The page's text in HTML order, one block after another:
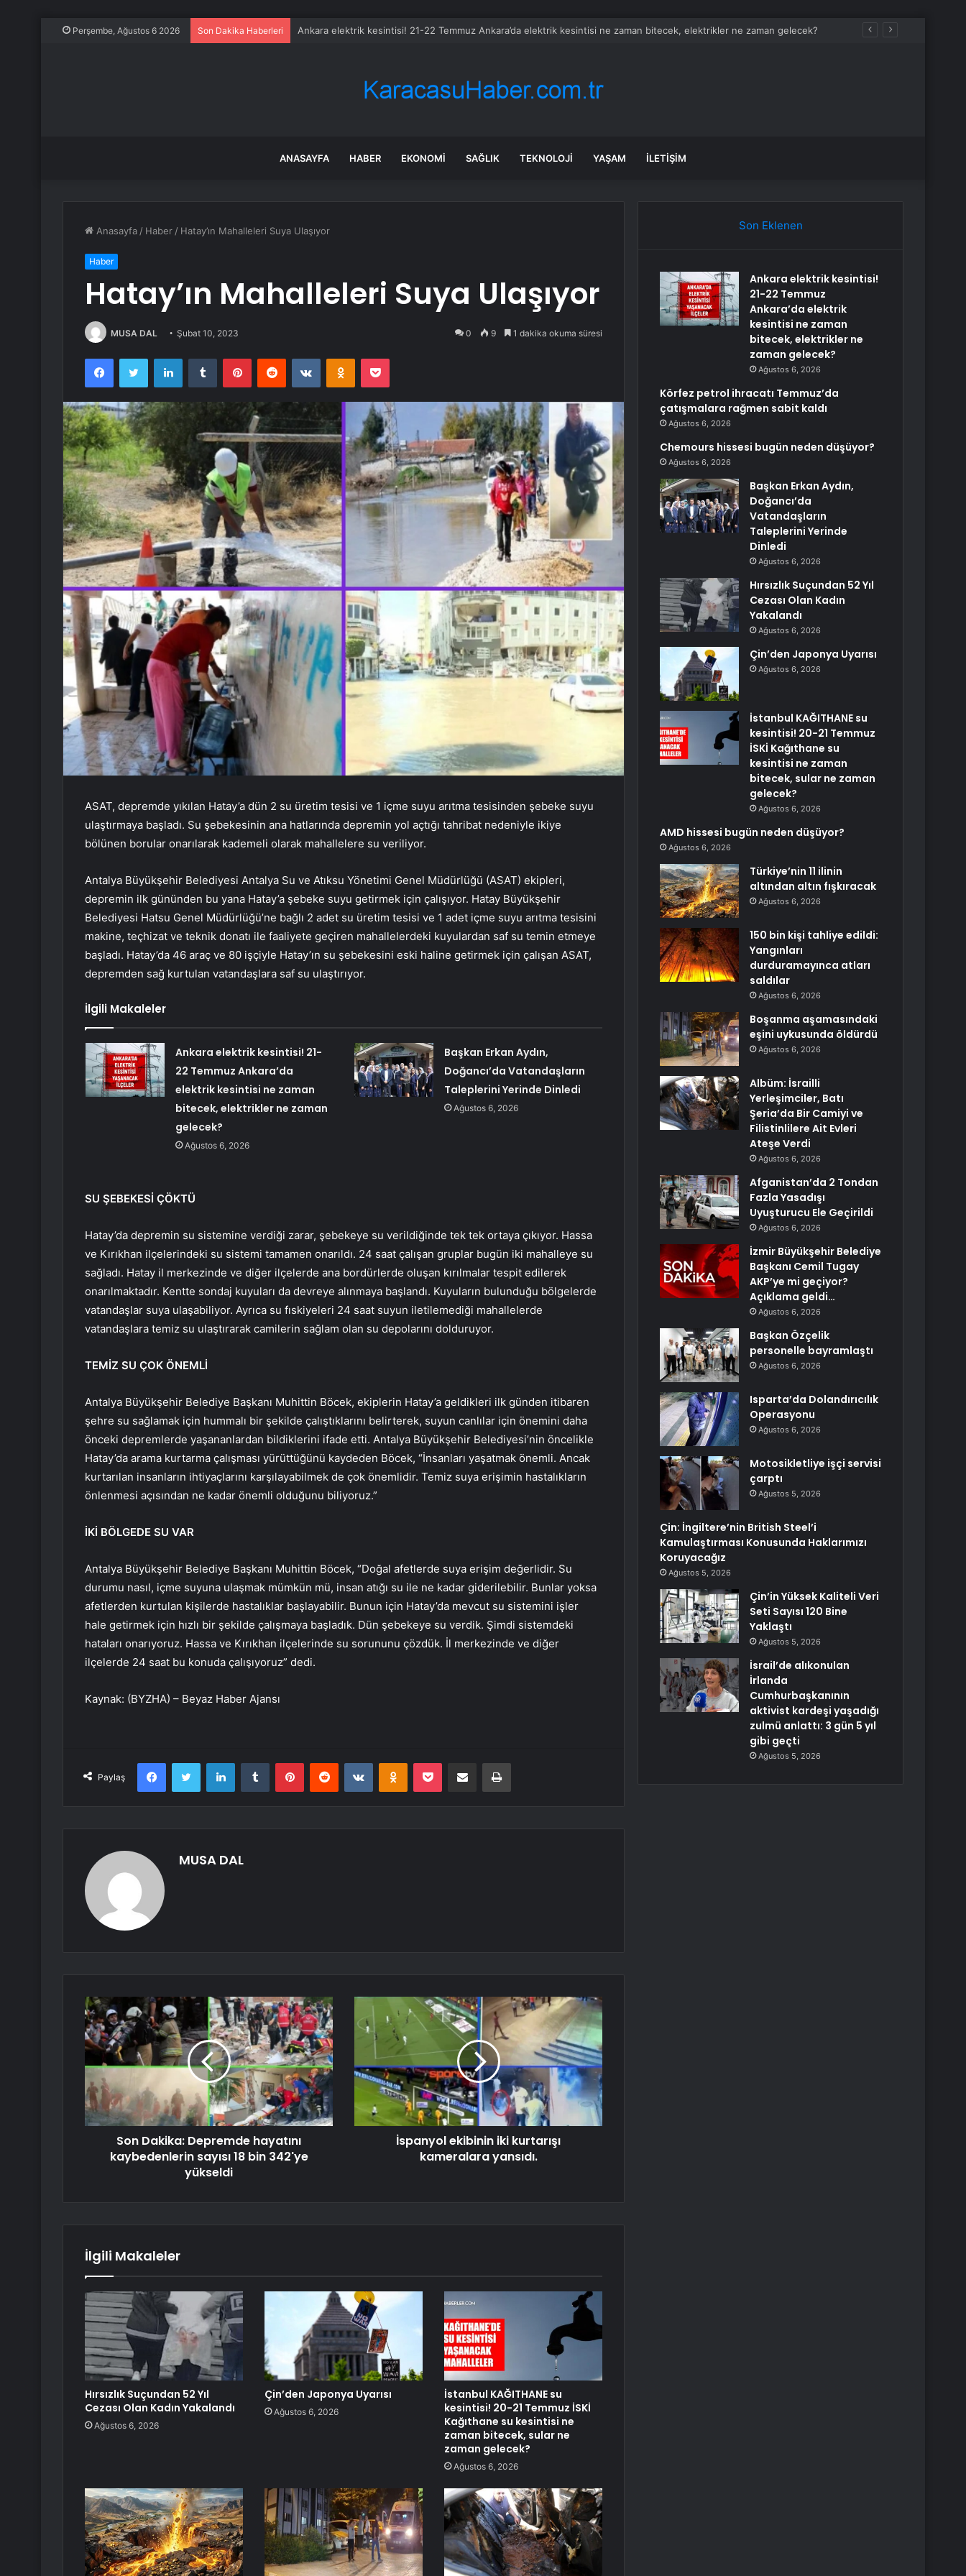
Perşembe, Ağustos 6 2026 Son Dakika Haberleri Körfez petrol ihracatı Temmuz’da çatışmalara rağmen sabit kaldı
ANASAYFA HABER EKONOMI SAĞLIK TEKNOLOJI YAŞAM İLETIŞIM
Anasayfa / Haber / Hatay’ın Mahalleleri Suya Ulaşıyor
Haber
Hatay’ın Mahalleleri Suya Ulaşıyor
MUSA DAL Şubat 10, 2023 0 9 1 dakika okuma süresi
FacebookTwitter LinkedInTumblr PinterestReddit VKontakteOdnoklassniki
Pocket
ASAT, depremde yıkılan Hatay’a dün 2 su üretim tesisi ve 1 içme suyu arıtma tesisinden şebeke suyu
ulaştırmaya başladı. Su şebekesinin ana hatlarında depremin yol açtığı tahribat nedeniyle ikiye
bölünen borular onarılarak kademeli olarak mahallelere su veriliyor.
Antalya Büyükşehir Belediyesi Antalya Su ve Atıksu Yönetimi Genel Müdürlüğü (ASAT) ekipleri,
depremin ilk gününden bu yana Hatay’a şebeke suyu getirmek için çalışıyor. Hatay Büyükşehir
Belediyesi Hatsu Genel Müdürlüğü’ne bağlı 2 adet su üretim tesisi ve 1 adet içme suyu arıtma tesisini
makine, teçhizat ve teknik donatı ile faaliyete geçiren mahallelerdeki kuyulardan saf su temin etmeye
başladı. Hatay’da 46 araç ve 80 işçiyle Hatay’ın su şebekesini eski haline getirmek için çalışan ASAT,
depremden sağ kurtulan vatandaşlara saf su ulaştırıyor.
İlgili Makaleler
Ankara elektrik kesintisi! 21-
22 Temmuz Ankara’da
elektrik kesintisi ne zaman
bitecek, elektrikler ne zaman
gelecek?
Ağustos 6, 2026
Başkan Erkan Aydın,
Doğancı’da Vatandaşların
Taleplerini Yerinde Dinledi
Ağustos 6, 2026
SU ŞEBEKESİ ÇÖKTÜ
Hatay’da depremin su sistemine verdiği zarar, şebekeye su verildiğinde tek tek ortaya çıkıyor. Hassa
ve Kırıkhan ilçelerindeki su sistemi tamamen onarıldı. 24 saat çalışan gruplar bugün iki mahalleye su
sağladı. Hatay il merkezinde ve diğer ilçelerde ana bordürlerde oluşan kırılmalar tespit edilerek
onarılmaktadır. Kentte sondaj kuyuları da devreye alınmaya başlandı. Kuyuların bulunduğu bölgelerde
vatandaşlar suya ulaşabiliyor. Ayrıca su fıskiyeleri 24 saat suyun iletilemediği mahallelerde
vatandaşlara temiz su ulaştırarak camilerin sağlam olan su depolarını dolduruyor.
TEMİZ SU ÇOK ÖNEMLİ
Antalya Büyükşehir Belediye Başkanı Muhittin Böcek, ekiplerin Hatay’a geldikleri ilk günden itibaren
şehre su sağlamak için hummalı bir şekilde çalıştıklarını belirterek, suyun canlılar için önemini daha
önceki depremlerde yaşananlardan bildiklerini ifade etti. Antalya Büyükşehir Belediyesi’nin öncelikle
Hatay’da arama kurtarma çalışması yürüttüğünü kaydeden Böcek, “İnsanları yaşatmak önemli. Ancak
kurtarılan insanların ihtiyaçlarını karşılayabilmek de çok önemlidir. Temiz suya erişimin hastalıkların
önlenmesi açısından ne kadar önemli olduğunu biliyoruz.”
İKİ BÖLGEDE SU VAR
Antalya Büyükşehir Belediye Başkanı Muhittin Böcek, “Doğal afetlerde suya erişim değerlidir. Su
durumu nasıl, içme suyuna ulaşmak mümkün mü, insan atığı su ile ne kadar giderilebilir. Bunlar yoksa
afetlerden kurtulan kişilerde hastalıklar başlayabilir. Bunun için Hatay’da mevcut su sistemini işler
hale getirmek için hızlı bir şekilde çalışmaya başladık. Dün şebekeye su verdik. Şimdi sistemdeki
hataları onarıyoruz. Hassa ve Kırıkhan ilçelerinde su sorununu çözdük. İl merkezinde ve diğer
ilçelerde 24 saat bu konuda çalışıyoruz” dedi.
Kaynak: (BYZHA) – Beyaz Haber Ajansı
Paylaş
FacebookTwitter LinkedInTumblr PinterestReddit VKontakteOdnoklassniki
Pocket E-Posta ile paylaş Yazdır
MUSA DAL
Son Dakika: Depremde hayatını
kaybedenlerin sayısı 18 bin 342'ye
yükseldi
İspanyol ekibinin iki kurtarışı
kameralara yansıdı.
İlgili Makaleler
Hırsızlık Suçundan 52 Yıl
Cezası Olan Kadın Yakalandı
Ağustos 6, 2026
Çin’den Japonya Uyarısı
Ağustos 6, 2026
İstanbul KAĞITHANE su
kesintisi! 20-21 Temmuz İSKİ
Kağıthane su kesintisi ne
zaman bitecek, sular ne
zaman gelecek?
Ağustos 6, 2026
Son Eklenen
Ankara elektrik kesintisi!
21-22 Temmuz
Ankara’da elektrik
kesintisi ne zaman
bitecek, elektrikler ne
zaman gelecek?
Ağustos 6, 2026
Körfez petrol ihracatı Temmuz’da
çatışmalara rağmen sabit kaldı
Ağustos 6, 2026
Chemours hissesi bugün neden düşüyor?
Ağustos 6, 2026
Başkan Erkan Aydın,
Doğancı’da
Vatandaşların
Taleplerini Yerinde
Dinledi
Ağustos 6, 2026
Hırsızlık Suçundan 52 Yıl
Cezası Olan Kadın
Yakalandı
Ağustos 6, 2026
Çin’den Japonya Uyarısı
Ağustos 6, 2026
İstanbul KAĞITHANE su
kesintisi! 20-21 Temmuz
İSKİ Kağıthane su
kesintisi ne zaman
bitecek, sular ne zaman
gelecek?
Ağustos 6, 2026
AMD hissesi bugün neden düşüyor?
Ağustos 6, 2026
Türkiye’nin 11 ilinin
altından altın fışkıracak
Ağustos 6, 2026
150 bin kişi tahliye edildi:
Yangınları
durduramayınca atları
saldılar
Ağustos 6, 2026
Boşanma aşamasındaki
eşini uykusunda öldürdü
Ağustos 6, 2026
Albüm: İsrailli
Yerleşimciler, Batı
Şeria’da Bir Camiyi ve
Filistinlilere Ait Evleri
Ateşe Verdi
Ağustos 6, 2026
Afganistan’da 2 Tondan
Fazla Yasadışı
Uyuşturucu Ele Geçirildi
Ağustos 6, 2026
İzmir Büyükşehir Belediye
Başkanı Cemil Tugay
AKP’ye mi geçiyor?
Açıklama geldi…
Ağustos 6, 2026
Başkan Özçelik
personelle bayramlaştı
Ağustos 6, 2026
Isparta’da Dolandırıcılık
Operasyonu
Ağustos 6, 2026
Motosikletliye işçi servisi
çarptı
Ağustos 5, 2026
Çin: İngiltere’nin British Steel’i
Kamulaştırması Konusunda Haklarımızı
Koruyacağız
Ağustos 5, 2026
Çin’in Yüksek Kaliteli Veri
Seti Sayısı 120 Bine
Yaklaştı
Ağustos 5, 2026
İsrail’de alıkonulan
İrlanda
Cumhurbaşkanının
aktivist kardeşi yaşadığı
zulmü anlattı: 3 gün 5 yıl
gibi geçti
Ağustos 5, 2026